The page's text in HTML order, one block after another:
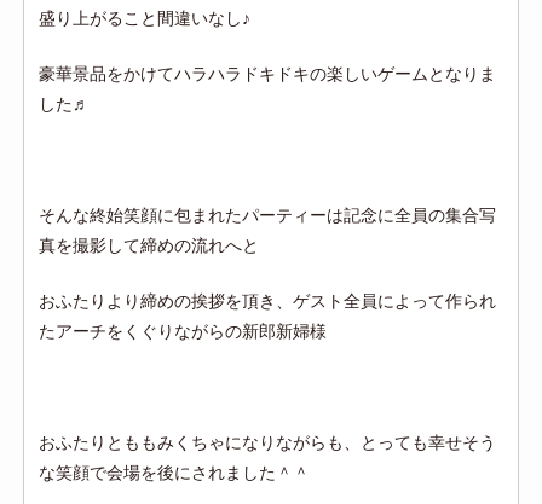
盛り上がること間違いなし♪
豪華景品をかけてハラハラドキドキの楽しいゲームとなりま
した♬
そんな終始笑顔に包まれたパーティーは記念に全員の集合写
真を撮影して締めの流れへと
おふたりより締めの挨拶を頂き、ゲスト全員によって作られ
たアーチをくぐりながらの新郎新婦様
おふたりとももみくちゃになりながらも、とっても幸せそう
な笑顔で会場を後にされました＾＾